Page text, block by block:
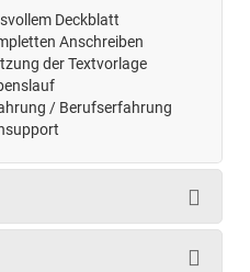
Deckblatt
Anschreiben
der Textvorlage
/ Berufserfahrung